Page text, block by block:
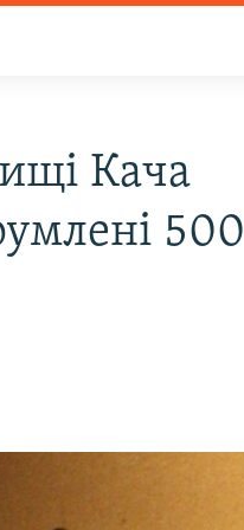
Кача
500